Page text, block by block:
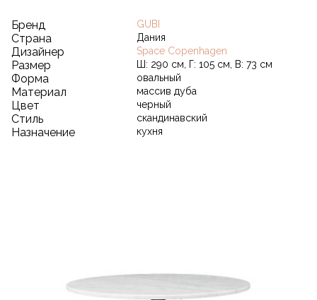
Бренд GUBI
Страна Дания
Дизайнер Space Copenhagen
Размер Ш: 290 см, Г: 105 см, В: 73 см
Форма овальный
Материал массив дуба
Цвет черный
Стиль скандинавский
Назначение кухня